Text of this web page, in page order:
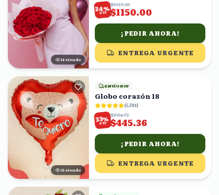
13 viendo
24%
OFF
$1513.16
$1150.00
¡PEDIR AHORA!
ENTREGA URGENTE
22 viendo
ENVÍO HOY
Globo corazón 18
(5,701)
33%
OFF
$664.72
$445.36
¡PEDIR AHORA!
ENTREGA URGENTE